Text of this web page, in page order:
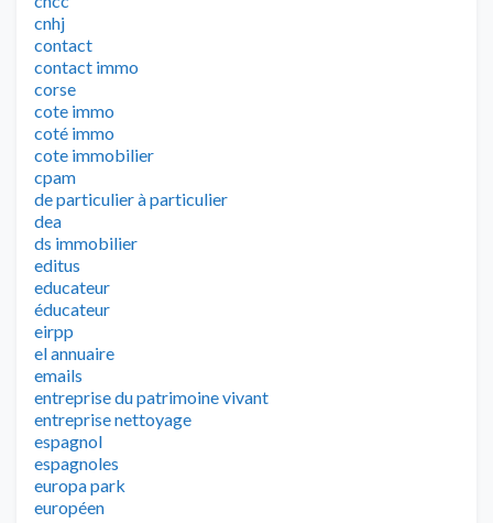
cnhj
contact
contact immo
corse
cote immo
coté immo
cote immobilier
cpam
de particulier à particulier
dea
ds immobilier
editus
educateur
éducateur
eirpp
el annuaire
emails
entreprise du patrimoine vivant
entreprise nettoyage
espagnol
espagnoles
europa park
européen